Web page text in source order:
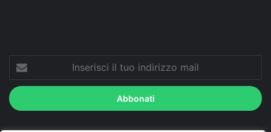
tuo
indirizzo
mail